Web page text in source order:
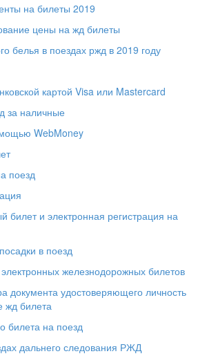
на билеты 2019
цены на жд билеты
белья в поездах ржд в 2019 году
картой Visa или Mastercard
за наличные
WebMoney
поезд
билет и электронная регистрация на
в поезд
железнодорожных билетов
документа удостоверяющего личность
жд билета
билета на поезд
дальнего следования РЖД